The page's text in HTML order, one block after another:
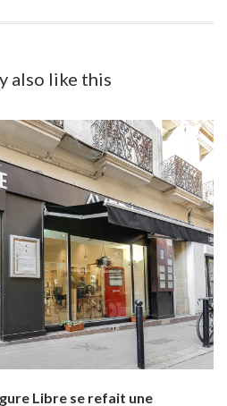
also like this
Libre se refait une